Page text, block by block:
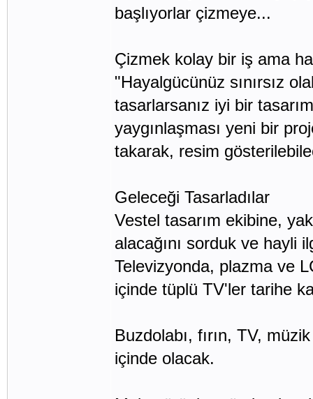
başlıyorlar çizmeye...
Çizmek kolay bir iş ama
"Hayalgücünüz sınırsız
tasarlarsanız iyi bir
yaygınlaşması yeni bir
takarak, resim
Geleceği Tasarladılar
Vestel tasarım ekibine,
alacağını sorduk ve hayli
Televizyonda, plazma ve
içinde tüplü TV'ler tarihe
Buzdolabı, fırın, TV,
içinde olacak.